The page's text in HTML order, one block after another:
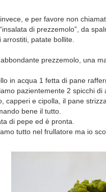
invece, e per favore non
di prezzemolo”, da
patate bollite.
prezzemolo, una
in acqua 1 fetta di pane
pazientemente 2 spicchi
capperi e cipolla, il pane
bene il tutto.
di pepe ed è pronta.
tutto nel frullatore ma io